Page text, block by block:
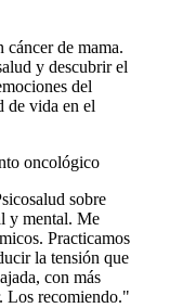
de mama.
y descubrir el
del
vida en el
oncológico
sobre
y mental. Me
Practicamos
la tensión que
con más
Los recomiendo."